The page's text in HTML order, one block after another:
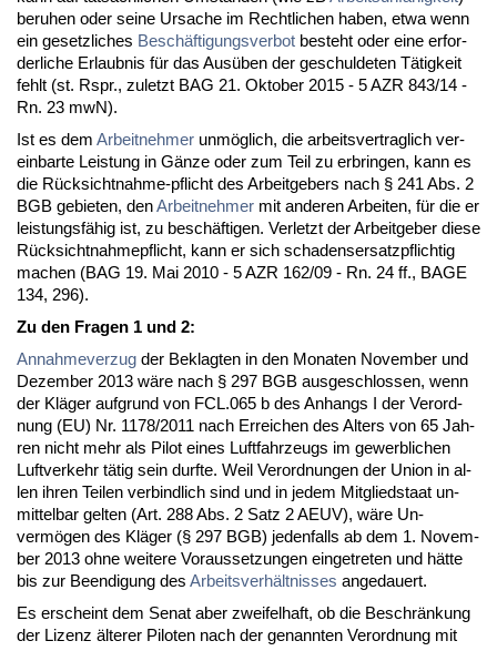
be­ru­hen oder sei­ne Ur­sa­che im Recht­li­chen ha­ben, et­wa wenn
ein ge­setz­li­ches Beschäfti­gungs­ver­bot be­steht oder ei­ne er­for­
der­li­che Er­laub­nis für das Ausüben der ge­schul­de­ten Tätig­keit
fehlt (st. Rspr., zu­letzt BAG 21. Ok­to­ber 2015 - 5 AZR 843/14 -
Rn. 23 mwN).
Ist es dem Ar­beit­neh­mer unmöglich, die ar­beits­ver­trag­lich ver­
ein­bar­te Leis­tung in Gänze oder zum Teil zu er­brin­gen, kann es
die Rück­sicht­nah­me-pflicht des Ar­beit­ge­bers nach § 241 Abs. 2
BGB ge­bie­ten, denAr­beit­neh­mer mit an­de­ren Ar­bei­ten, für die er
leis­tungsfähig ist, zu beschäfti­gen. Ver­letzt der Ar­beit­ge­ber die­se
Rück­sicht­nah­me­pflicht, kann er sich scha­dens­er­satz­pflich­tig
ma­chen (BAG 19. Mai 2010 - 5 AZR 162/09 - Rn. 24 ff., BA­GE
134, 296).
Zu den Fra­gen 1 und 2:
An­nah­me­ver­zug der Be­klag­ten in den Mo­na­ten No­vem­ber und
De­zem­ber 2013 wäre nach § 297 BGB aus­ge­schlos­sen, wenn
der Kläger auf­grund von FCL.065 b des An­hangs I der Ver­ord­
nung (EU) Nr. 1178/2011 nach Er­rei­chen des Al­ters von 65 Jah­
ren nicht mehr als Pi­lot ei­nes Luft­fahr­zeugs im ge­werb­li­chen
Luft­ver­kehr tätig sein durf­te. Weil Ver­ord­nun­gen der Uni­on in al­
len ih­ren Tei­len ver­bind­lich sind und in je­dem Mit­glied­staat un­
mit­tel­bar gel­ten (Art. 288 Abs. 2 Satz 2 AEUV), wäre Un­
vermögen des Kläger (§ 297 BGB) je­den­falls ab dem 1. No­vem­
ber 2013 oh­ne wei­te­re Vor­aus­set­zun­gen ein­ge­tre­ten und hätte
bis zur Be­en­di­gung des Ar­beits­verhält­nis­ses an­ge­dau­ert.
Es er­scheint dem Se­nat aber zwei­fel­haft, ob die Be­schränkung
der Li­zenz älte­rer Pi­lo­ten nach der ge­nann­ten Ver­ord­nung mit